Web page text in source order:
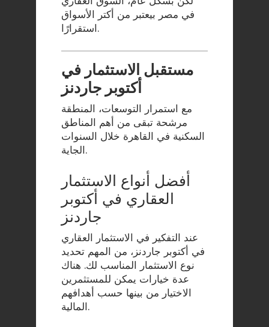
في مصر بيعتبر من أكتر الأسواق
استقرارًا.
مستقبل الاستثمار في
أكتوبر جاردنز
مع استمرار التوسعات، المنطقة
مرشحة تبقى من أهم المناطق
السكنية في القاهرة خلال السنوات
الجاية.
أفضل أنواع الاستثمار
العقاري في أكتوبر
جاردنز
عند التفكير في الاستثمار العقاري
في أكتوبر جاردنز، من المهم تحديد
نوع الاستثمار المناسب لك. هناك
عدة خيارات يمكن للمستثمرين
الاختيار من بينها حسب أهدافهم
المالية.